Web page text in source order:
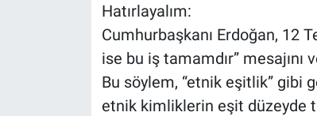
Hatırlayalım:
Cumhurbaşkanı Erdoğan, 12
ise bu iş tamamdır” mesajını
Bu söylem, “etnik eşitlik” gibi
etnik kimliklerin eşit düzeyde